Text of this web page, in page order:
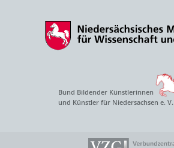
Bund Bildender Künstlerinnen
und Künstler für Niedersachsen e. V.